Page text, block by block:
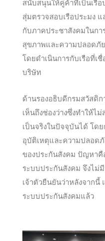
สนับสนุนให้คู่ค้าที่เป็นเรื
สุ่มตรวจสอบเรือประมง
กับภาคประชาสังคมในกา
สุขภาพและความปลอดภัย
โดยดำเนินการกับเรือที่เ
บริษัท
ด้านรองอธิบดีกรมสวัสดิก
เห็นถึงช่องว่างซึ่งทำให้ไ
เป็นจริงในปัจจุบันได้ โด
อุบัติเหตุและความปลอดภั
ของประกันสังคม ปัญหาคื
ระบบประกันสังคม จึงไม่
เจ้าตัวยืนยันว่าหลังจากนี้
ระบบประกันสังคมแล้ว